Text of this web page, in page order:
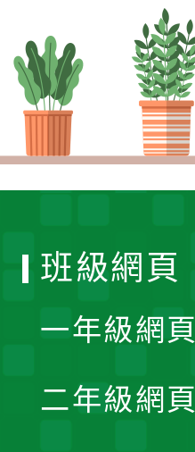
班級網頁
一年級網頁
二年級網頁